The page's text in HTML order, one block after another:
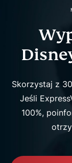
Skorzystaj z
Jeśli
100%,